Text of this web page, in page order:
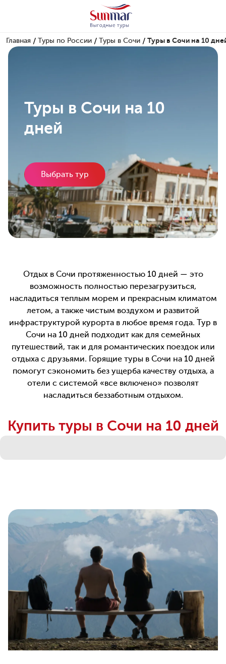
Главная / Туры по России / Туры в Сочи / Туры в Сочи на 10
Туры в Сочи на 10
дней
Выбрать тур
Отдых в Сочи протяженностью 10 дней — это
возможность полностью перезагрузиться,
насладиться теплым морем и прекрасным климатом
летом, а также чистым воздухом и развитой
инфраструктурой курорта в любое время года. Тур в
Сочи на 10 дней подходит как для семейных
путешествий, так и для романтических поездок или
отдыха с друзьями. Горящие туры в Сочи на 10 дней
помогут сэкономить без ущерба качеству отдыха, а
отели с системой «все включено» позволят
насладиться беззаботным отдыхом.
Купить туры в Сочи на 10 дней